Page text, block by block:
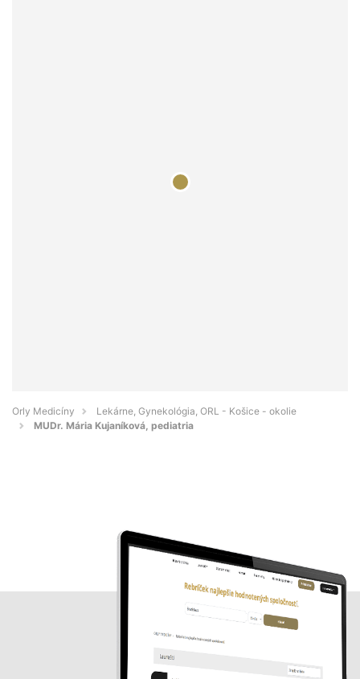
Orly Medicíny
Lekárne, Gynekológia, ORL - Košice - okolie
MUDr. Mária Kujaníková, pediatria